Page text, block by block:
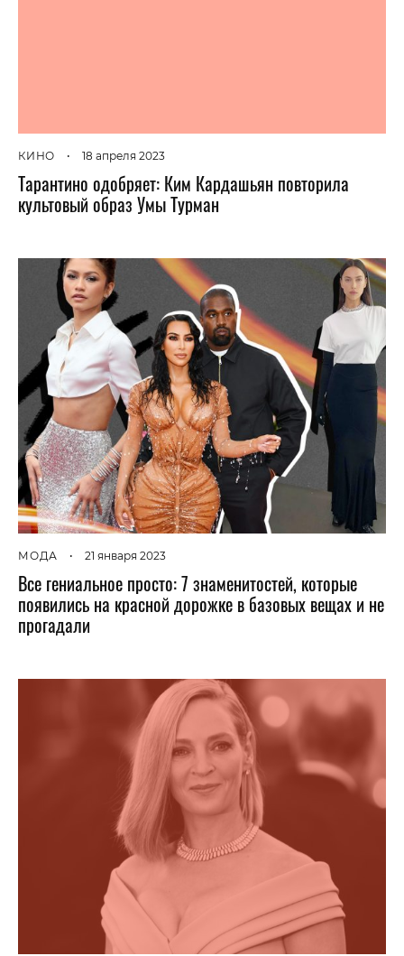
КИНО • 18 апреля 2023
Тарантино одобряет: Ким Кардашьян повторила
культовый образ Умы Турман
МОДА • 21 января 2023
Все гениальное просто: 7 знаменитостей, которые
появились на красной дорожке в базовых вещах и не
прогадали